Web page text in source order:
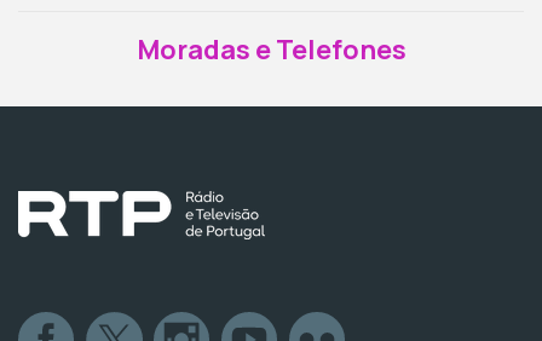
Moradas e Telefones